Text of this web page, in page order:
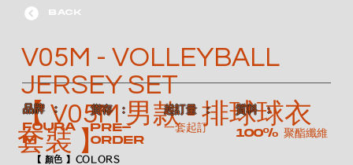
【 顏色 】COLORS
BACK
V05M - VOLLEYBALL
JERSEY SET
【 V05M 男款 - 排球球衣
套裝 】
​品牌 ：
FOURA
M
​貨存 ：
Pre-
order
​起訂量 ：
一套起訂
​質料 ：
100% 聚酯纖維